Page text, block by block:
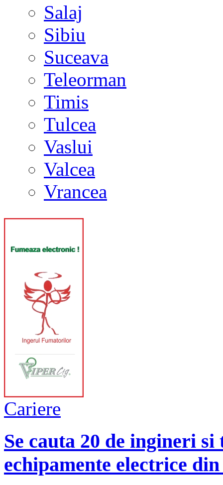
Salaj
Sibiu
Suceava
Teleorman
Timis
Tulcea
Vaslui
Valcea
Vrancea
Cariere
Se cauta 20 de ingineri
echipamente electrice